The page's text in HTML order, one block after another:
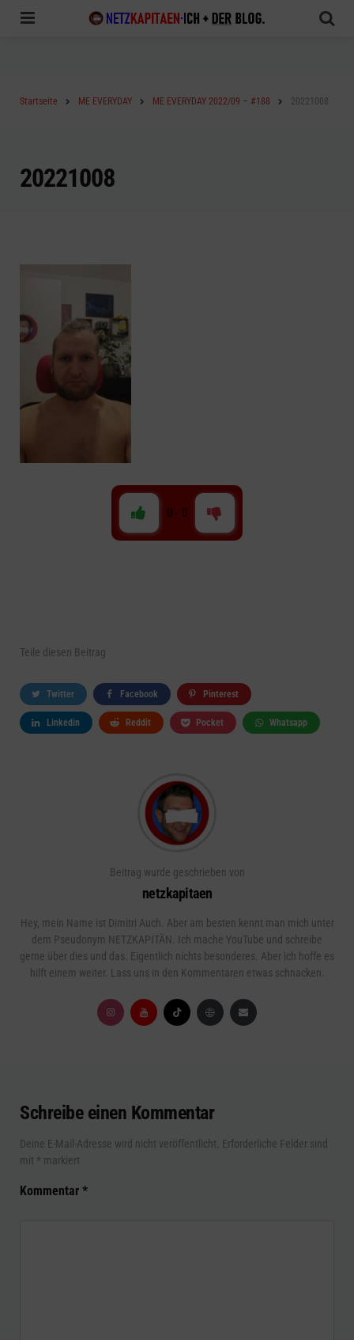
Startseite ME EVERYDAY ME EVERYDAY 2022/09 – #188 20221008
20221008
0 - 0
Teile diesen Beitrag
Twitter Facebook Pinterest
Linkedin Reddit Pocket Whatsapp
Beitrag wurde geschrieben von
netzkapitaen
Hey, mein Name ist Dimitri Auch. Aber am besten kennt man mich unter
dem Pseudonym NETZKAPITÄN. Ich mache YouTube und schreibe
gerne über dies und das. Eigentlich nichts besonderes. Aber ich hoffe es
hilft einem weiter. Lass uns in den Kommentaren etwas schnacken.
Schreibe einen Kommentar
Deine E-Mail-Adresse wird nicht veröffentlicht. Erforderliche Felder sind
mit * markiert
Kommentar *